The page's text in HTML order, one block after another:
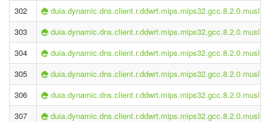
302
duia.dynamic.dns.client.r.ddwrt.mips.mips32.gcc.8.2.0.musl-
303
duia.dynamic.dns.client.r.ddwrt.mips.mips32.gcc.8.2.0.musl-
304
duia.dynamic.dns.client.r.ddwrt.mips.mips32.gcc.8.2.0.musl-
305
duia.dynamic.dns.client.r.ddwrt.mips.mips32.gcc.8.2.0.musl-
306
duia.dynamic.dns.client.r.ddwrt.mips.mips32.gcc.8.2.0.musl-
307
duia.dynamic.dns.client.r.ddwrt.mips.mips32.gcc.8.2.0.musl-